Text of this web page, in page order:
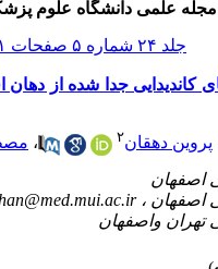
جلد ۲۴ شماره ۵ صفحات ۴۱-۳۰
پروین دهقان۲ ،